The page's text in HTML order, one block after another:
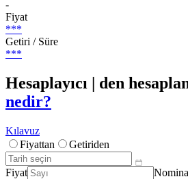
-
Fiyat
***
Getiri / Süre
***
Hesaplayıcı | den
nedir?
Kılavuz
Fiyattan
Getiriden
Fiyat